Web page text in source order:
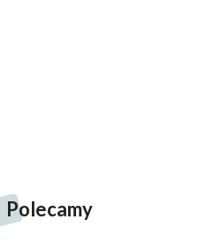
Polecamy